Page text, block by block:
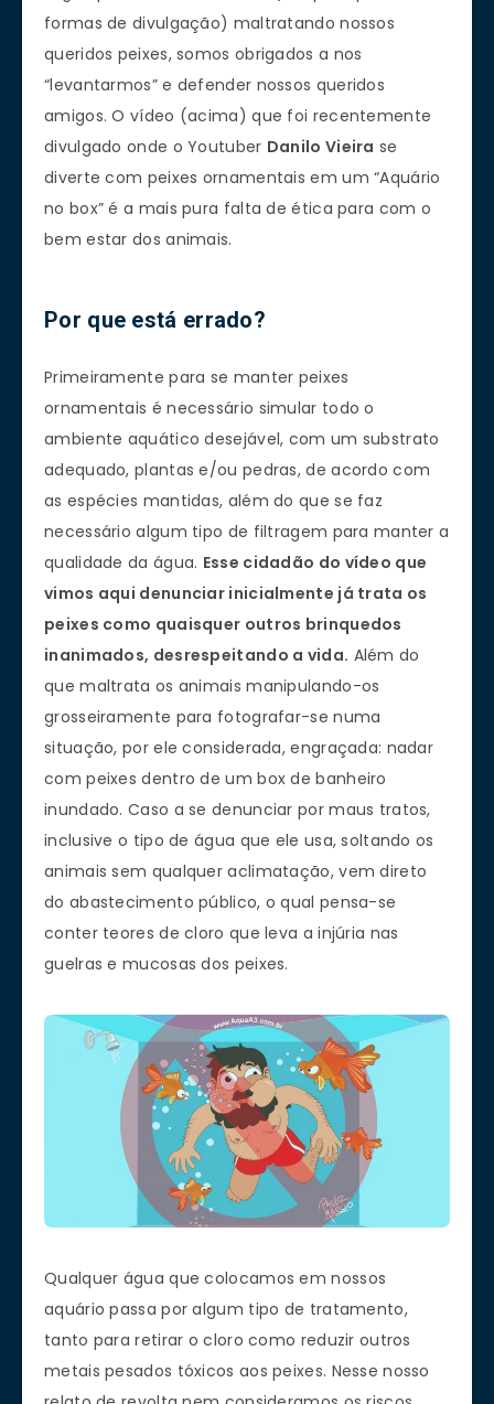
formas de divulgação) maltratando nossos
queridos peixes, somos obrigados a nos
“levantarmos” e defender nossos queridos
amigos. O vídeo (acima) que foi recentemente
divulgado onde o Youtuber Danilo Vieira se
diverte com peixes ornamentais em um “Aquário
no box” é a mais pura falta de ética para com o
bem estar dos animais.
Por que está errado?
Primeiramente para se manter peixes
ornamentais é necessário simular todo o
ambiente aquático desejável, com um substrato
adequado, plantas e/ou pedras, de acordo com
as espécies mantidas, além do que se faz
necessário algum tipo de filtragem para manter a
qualidade da água. Esse cidadão do vídeo que
vimos aqui denunciar inicialmente já trata os
peixes como quaisquer outros brinquedos
inanimados, desrespeitando a vida. Além do
que maltrata os animais manipulando-os
grosseiramente para fotografar-se numa
situação, por ele considerada, engraçada: nadar
com peixes dentro de um box de banheiro
inundado. Caso a se denunciar por maus tratos,
inclusive o tipo de água que ele usa, soltando os
animais sem qualquer aclimatação, vem direto
do abastecimento público, o qual pensa-se
conter teores de cloro que leva a injúria nas
guelras e mucosas dos peixes.
Qualquer água que colocamos em nossos
aquário passa por algum tipo de tratamento,
tanto para retirar o cloro como reduzir outros
metais pesados tóxicos aos peixes. Nesse nosso